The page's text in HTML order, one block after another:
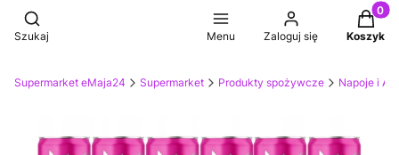
Otwórz wyszukiwarkę
Szukaj Menu Zaloguj się Koszyk
Supermarket eMaja24 Supermarket Produkty spożywcze Napoje i